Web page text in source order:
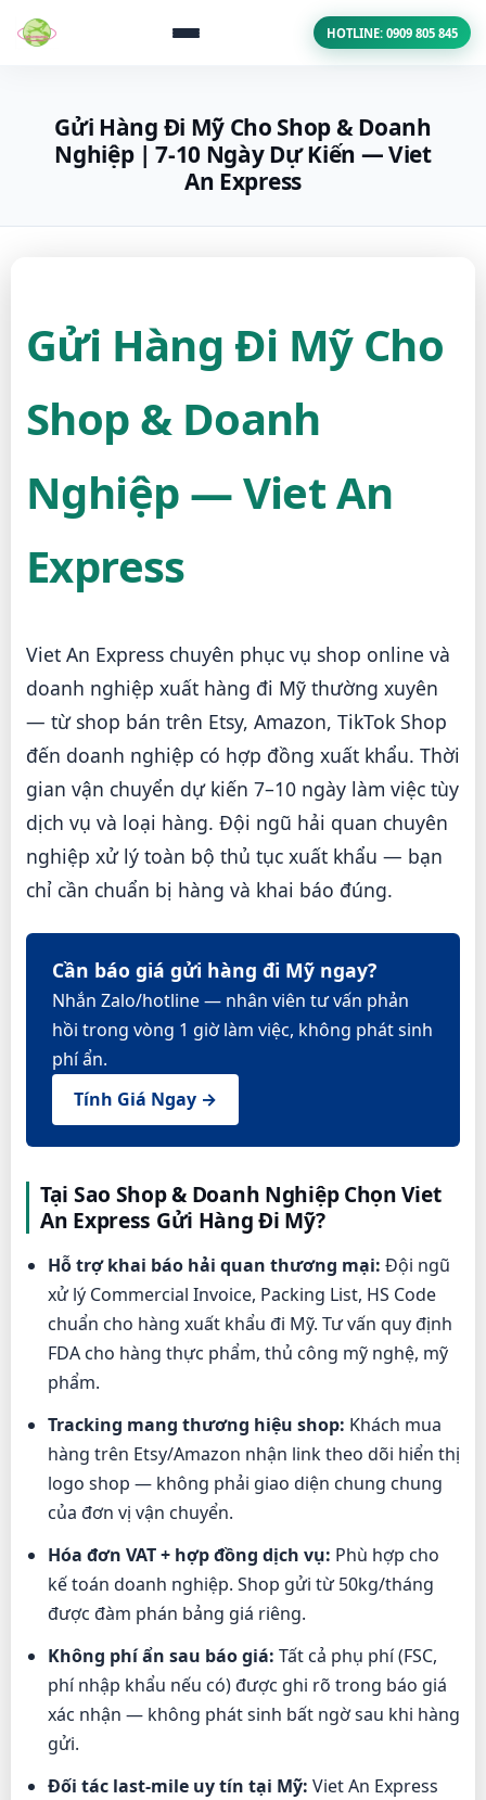
HOTLINE: 0909 805 845
Gửi Hàng Đi Mỹ Cho Shop & Doanh
Nghiệp | 7-10 Ngày Dự Kiến — Viet
An Express
Gửi Hàng Đi Mỹ Cho
Shop & Doanh
Nghiệp — Viet An
Express
Viet An Express chuyên phục vụ shop online và
doanh nghiệp xuất hàng đi Mỹ thường xuyên
— từ shop bán trên Etsy, Amazon, TikTok Shop
đến doanh nghiệp có hợp đồng xuất khẩu. Thời
gian vận chuyển dự kiến 7–10 ngày làm việc tùy
dịch vụ và loại hàng. Đội ngũ hải quan chuyên
nghiệp xử lý toàn bộ thủ tục xuất khẩu — bạn
chỉ cần chuẩn bị hàng và khai báo đúng.
Cần báo giá gửi hàng đi Mỹ ngay?
Nhắn Zalo/hotline — nhân viên tư vấn phản
hồi trong vòng 1 giờ làm việc, không phát sinh
phí ẩn.
Tính Giá Ngay →
Tại Sao Shop & Doanh Nghiệp Chọn Viet
An Express Gửi Hàng Đi Mỹ?
Hỗ trợ khai báo hải quan thương mại: Đội ngũ
xử lý Commercial Invoice, Packing List, HS Code
chuẩn cho hàng xuất khẩu đi Mỹ. Tư vấn quy định
FDA cho hàng thực phẩm, thủ công mỹ nghệ, mỹ
phẩm.
Tracking mang thương hiệu shop: Khách mua
hàng trên Etsy/Amazon nhận link theo dõi hiển thị
logo shop — không phải giao diện chung chung
của đơn vị vận chuyển.
Hóa đơn VAT + hợp đồng dịch vụ: Phù hợp cho
kế toán doanh nghiệp. Shop gửi từ 50kg/tháng
được đàm phán bảng giá riêng.
Không phí ẩn sau báo giá: Tất cả phụ phí (FSC,
phí nhập khẩu nếu có) được ghi rõ trong báo giá
xác nhận — không phát sinh bất ngờ sau khi hàng
gửi.
Đối tác last-mile uy tín tại Mỹ: Viet An Express